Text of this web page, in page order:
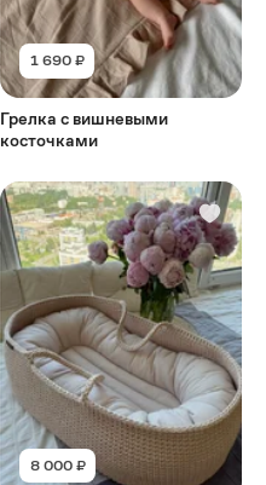
1 690 ₽
Грелка с вишневыми
косточками
8 000 ₽